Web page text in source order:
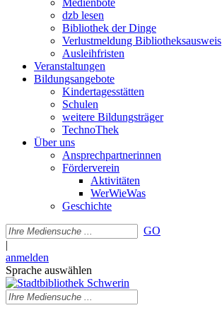
Medienbote
dzb lesen
Bibliothek der Dinge
Verlustmeldung Bibliotheksausweis
Ausleihfristen
Veranstaltungen
Bildungsangebote
Kindertagesstätten
Schulen
weitere Bildungsträger
TechnoThek
Über uns
Ansprechpartnerinnen
Förderverein
Aktivitäten
WerWieWas
Geschichte
GO
|
anmelden
Sprache auswählen